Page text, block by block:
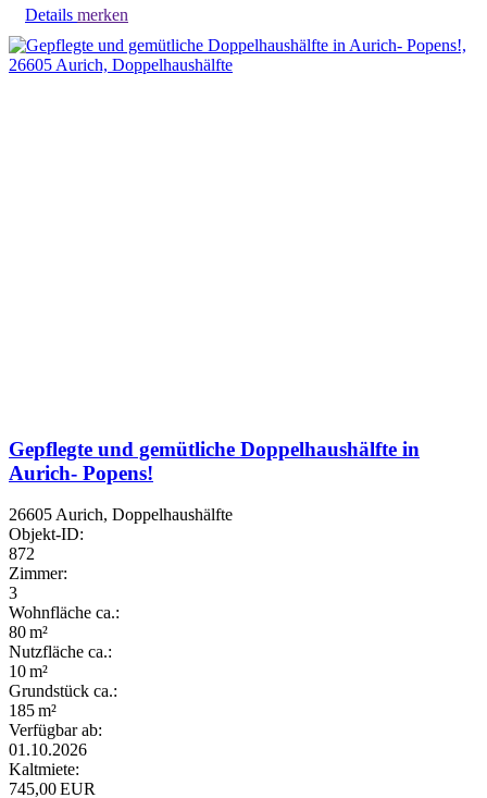
Details merken
Gepflegte und gemütliche Doppelhaushälfte in
Aurich- Popens!
26605 Aurich, Doppelhaushälfte
Objekt-ID:
872
Zimmer:
3
Wohnfläche ca.:
80 m²
Nutzfläche ca.:
10 m²
Grund­stück ca.:
185 m²
Verfügbar ab:
01.10.2026
Kaltmiete:
745,00 EUR